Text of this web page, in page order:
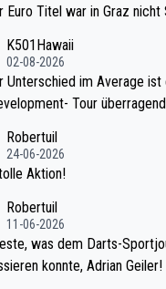
Euro Titel war in Graz nicht
K501Hawaii
02-08-2026
im Average ist echt
Tour
40+ erst recht. Da gewinnst keinen Blume
krasser wie ein Pokalspiel eines Kreisligi
Robertuil
24-06-2026
Aktion!
Robertuil
11-06-2026
was dem Darts-
konnte, Adrian